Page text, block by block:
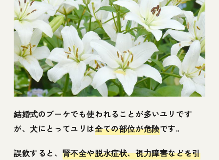
結婚式のブーケでも使われることが多いユリです
が、犬にとってユリは全ての部位が危険です。
誤飲すると、 腎不全や脱水症状、視力障害などを引